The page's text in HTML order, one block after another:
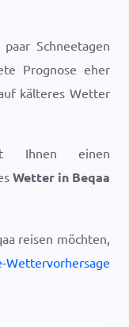
Schneetagen
Prognose eher
kälteres Wetter
Ihnen einen
Wetter in Beqaa
reisen möchten,
Wettervorhersage